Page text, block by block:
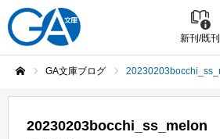
新刊/既刊
GA文庫ブログ
20230203bocchi_ss_melon